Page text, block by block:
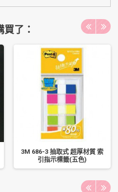
了：
3M 686-3 抽取式 超厚材質 索
引指示標籤(五色)